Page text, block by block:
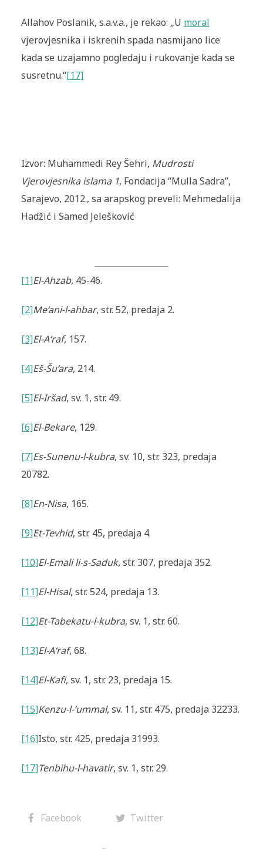
Allahov Poslanik, s.a.v.a., je rekao: „U moral
vjerovjesnika i iskrenih spada nasmijano lice
kada se uzajamno pogledaju i rukovanje kada se
susretnu.“[17]
Izvor: Muhammedi Rey Šehri, Mudrosti
Vjerovjesnika islama 1, Fondacija “Mulla Sadra”,
Sarajevo, 2012., sa arapskog preveli: Mehmedalija
Hadžić i Samed Jelešković
[1]El-Ahzab, 45-46.
[2]Me‘ani-l-ahbar, str. 52, predaja 2.
[3]El-A‘raf, 157.
[4]Eš-Šu‘ara, 214.
[5]El-Iršad, sv. 1, str. 49.
[6]El-Bekare, 129.
[7]Es-Sunenu-l-kubra, sv. 10, str. 323, predaja
20782.
[8]En-Nisa, 165.
[9]Et-Tevhid, str. 45, predaja 4.
[10]El-Emali li-s-Saduk, str. 307, predaja 352.
[11]El-Hisal, str. 524, predaja 13.
[12]Et-Tabekatu-l-kubra, sv. 1, str. 60.
[13]El-A‘raf, 68.
[14]El-Kafi, sv. 1, str. 23, predaja 15.
[15]Kenzu-l-‘ummal, sv. 11, str. 475, predaja 32233.
[16]Isto, str. 425, predaja 31993.
[17]Tenbihu-l-havatir, sv. 1, str. 29.
Facebook Twitter